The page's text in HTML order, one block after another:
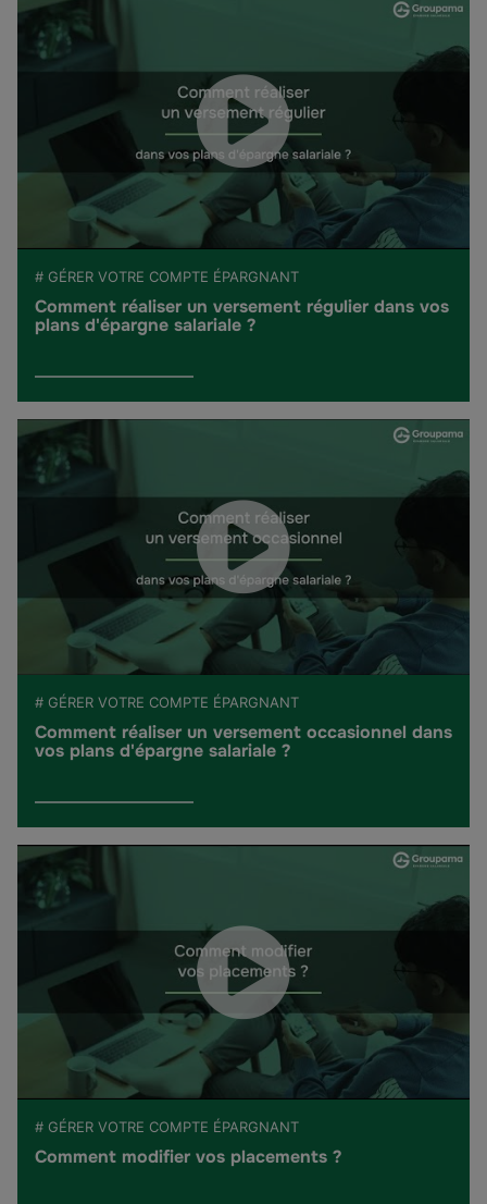
# GÉRER VOTRE COMPTE ÉPARGNANT
Comment réaliser un versement régulier dans vos
plans d'épargne salariale ?
# GÉRER VOTRE COMPTE ÉPARGNANT
Comment réaliser un versement occasionnel dans
vos plans d'épargne salariale ?
# GÉRER VOTRE COMPTE ÉPARGNANT
Comment modifier vos placements ?